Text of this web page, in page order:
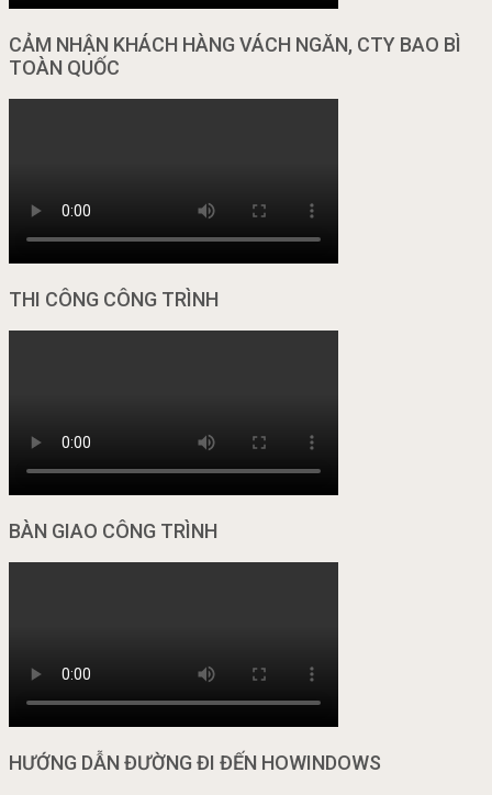
CẢM NHẬN KHÁCH HÀNG VÁCH NGĂN, CTY BAO BÌ
TOÀN QUỐC
THI CÔNG CÔNG TRÌNH
BÀN GIAO CÔNG TRÌNH
HƯỚNG DẪN ĐƯỜNG ĐI ĐẾN HOWINDOWS